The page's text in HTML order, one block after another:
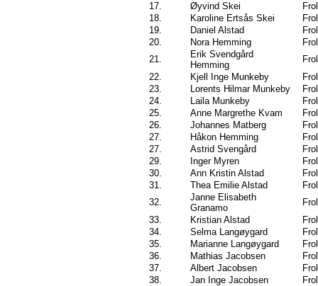
17.
Øyvind Skei
18.
Karoline Ertsås Skei
19.
Daniel Alstad
20.
Nora Hemming
21.
Erik Svendgård
Hemming
22.
Kjell Inge Munkeby
23.
Lorents Hilmar Munkeby
24.
Laila Munkeby
25.
Anne Margrethe Kvam
26.
Johannes Matberg
27.
Håkon Hemming
27.
Astrid Svengård
29.
Inger Myren
30.
Ann Kristin Alstad
31.
Thea Emilie Alstad
32.
Janne Elisabeth
Granamo
33.
Kristian Alstad
34.
Selma Langøygard
35.
Marianne Langøygard
36.
Mathias Jacobsen
37.
Albert Jacobsen
38.
Jan Inge Jacobsen